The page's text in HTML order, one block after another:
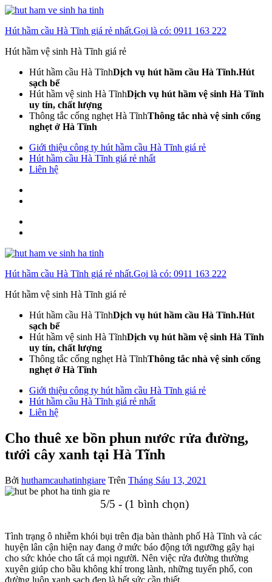
Skip
content
Enter)
Hút hầm cầu Hà Tĩnh giá rẻ nhất.Gọi là có: 0911 163 222
Hút hầm vệ sinh Hà Tĩnh giá rẻ
Hút hầm cầu Hà TĩnhDịch vụ hút hầm cầu Hà Tĩnh.Hút
sạch bể
Hút hầm vệ sinh Hà TĩnhDịch vụ hút hầm vệ sinh Hà Tĩnh
uy tín, chất lượng
Thông tắc cống nghẹt Hà TĩnhThông tắc nhà vệ sinh cống
nghẹt ở Hà Tĩnh
Giới thiệu công ty hút hầm cầu Hà Tĩnh giá rẻ
Hút hầm cầu Hà Tĩnh giá rẻ nhất
Liên hệ
Hút hầm cầu Hà Tĩnh giá rẻ nhất.Gọi là có: 0911 163 222
Hút hầm vệ sinh Hà Tĩnh giá rẻ
Hút hầm cầu Hà TĩnhDịch vụ hút hầm cầu Hà Tĩnh.Hút
sạch bể
Hút hầm vệ sinh Hà TĩnhDịch vụ hút hầm vệ sinh Hà Tĩnh
uy tín, chất lượng
Thông tắc cống nghẹt Hà TĩnhThông tắc nhà vệ sinh cống
nghẹt ở Hà Tĩnh
Giới thiệu công ty hút hầm cầu Hà Tĩnh giá rẻ
Hút hầm cầu Hà Tĩnh giá rẻ nhất
Liên hệ
Cho thuê xe bồn phun nước rửa đường,
tưới cây xanh tại Hà Tĩnh
Bởi huthamcauhatinhgiare Trên Tháng Sáu 13, 2021
5/5 - (1 bình chọn)
Tình trạng ô nhiễm khói bụi trên địa bàn thành phố Hà Tĩnh và các
huyện lân cận hiện nay đang ở mức báo động tới ngưỡng gây hại
cho sức khỏe cho tất cả mọi người. Nên việc rửa đường thường
xuyên giúp cho bầu không khí trong lành, những tuyến phố, con
đường luôn xanh sạch đẹp là hết sức cần thiết.